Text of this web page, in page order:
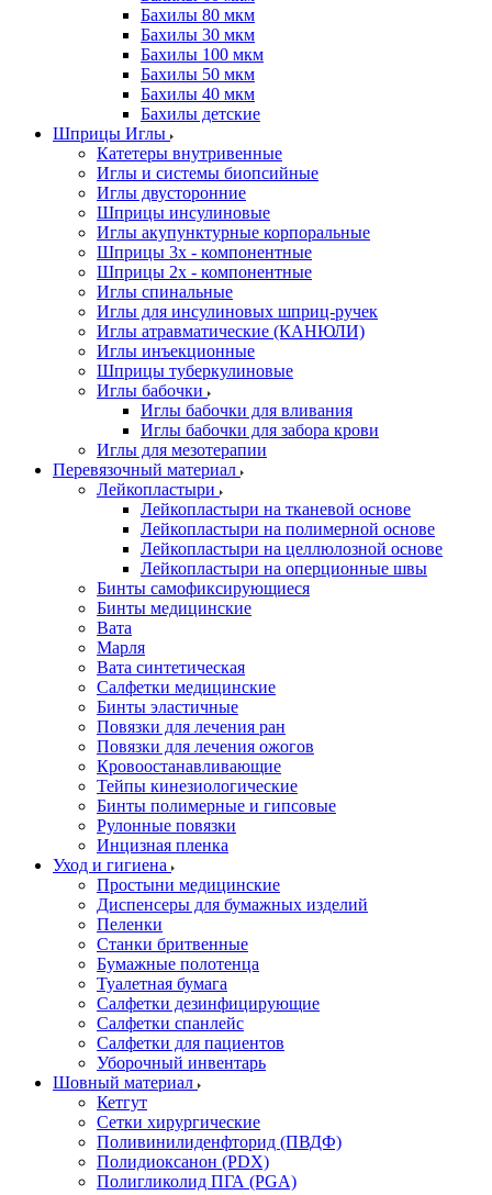
Бахилы 80 мкм
Бахилы 30 мкм
Бахилы 100 мкм
Бахилы 50 мкм
Бахилы 40 мкм
Бахилы детские
Шприцы Иглы
Катетеры внутривенные
Иглы и системы биопсийные
Иглы двусторонние
Шприцы инсулиновые
Иглы акупунктурные корпоральные
Шприцы 3х - компонентные
Шприцы 2х - компонентные
Иглы спинальные
Иглы для инсулиновых шприц-ручек
Иглы атравматические (КАНЮЛИ)
Иглы инъекционные
Шприцы туберкулиновые
Иглы бабочки
Иглы бабочки для вливания
Иглы бабочки для забора крови
Иглы для мезотерапии
Перевязочный материал
Лейкопластыри
Лейкопластыри на тканевой основе
Лейкопластыри на полимерной основе
Лейкопластыри на целлюлозной основе
Лейкопластыри на оперционные швы
Бинты самофиксирующиеся
Бинты медицинские
Вата
Марля
Вата синтетическая
Салфетки медицинские
Бинты эластичные
Повязки для лечения ран
Повязки для лечения ожогов
Кровоостанавливающие
Тейпы кинезиологические
Бинты полимерные и гипсовые
Рулонные повязки
Инцизная пленка
Уход и гигиена
Простыни медицинские
Диспенсеры для бумажных изделий
Пеленки
Станки бритвенные
Бумажные полотенца
Туалетная бумага
Салфетки дезинфицирующие
Салфетки спанлейс
Салфетки для пациентов
Уборочный инвентарь
Шовный материал
Кетгут
Сетки хирургические
Поливинилиденфторид (ПВДФ)
Полидиоксанон (PDX)
Полигликолид ПГА (PGA)